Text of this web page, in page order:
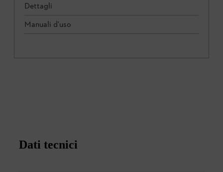
Dettagli
Manuali d'uso
Dati tecnici